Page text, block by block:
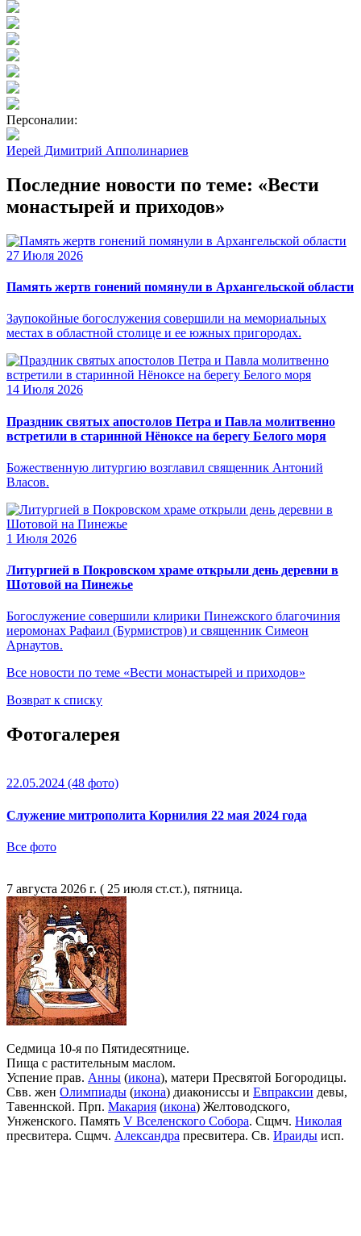
Персоналии:
Иерей Димитрий Апполинариев
Последние новости по теме: «Вести
монастырей и приходов»
27 Июля 2026
Память жертв гонений помянули в Архангельской области
Заупокойные богослужения совершили на мемориальных
местах в областной столице и ее южных пригородах.
14 Июля 2026
Праздник святых апостолов Петра и Павла молитвенно
встретили в старинной Нёноксе на берегу Белого моря
Божественную литургию возглавил священник Антоний
Власов.
1 Июля 2026
Литургией в Покровском храме открыли день деревни в
Шотовой на Пинежье
Богослужение совершили клирики Пинежского благочиния
иеромонах Рафаил (Бурмистров) и священник Симеон
Арнаутов.
Все новости по теме «Вести монастырей и приходов»
Возврат к списку
Фотогалерея
22.05.2024 (48 фото)
Служение митрополита Корнилия 22 мая 2024 года
Все фото
7 августа 2026 г. ( 25 июля ст.ст.), пятница.
Седмица 10-я по Пятидесятнице.
Пища с растительным маслом.
Успение прав. Анны (икона), матери Пресвятой Богородицы.
Свв. жен Олимпиады (икона) диакониссы и Евпраксии девы,
Тавеннской. Прп. Макария (икона) Желтоводского,
Унженского. Память V Вселенского Собора. Сщмч. Николая
пресвитера. Сщмч. Александра пресвитера. Св. Ираиды исп.